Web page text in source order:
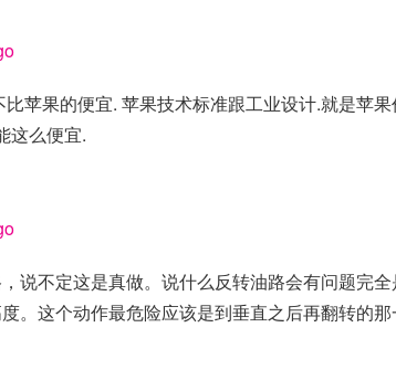
苹果的便宜. 苹果技术标准跟工业设计.就是苹
这么便宜.
说不定这是真做。说什么反转油路会有问题完
。这个动作最危险应该是到垂直之后再翻转的那